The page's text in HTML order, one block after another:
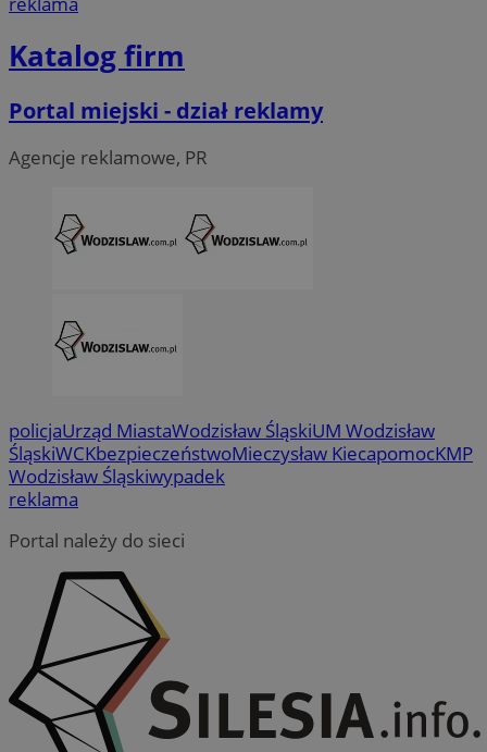
Katalog firm
Portal miejski - dział reklamy
Agencje reklamowe, PR
policjaUrząd MiastaWodzisław ŚląskiUM Wodzisław
ŚląskiWCKbezpieczeństwoMieczysław KiecapomocKMP
Wodzisław Śląskiwypadek
reklama
Portal należy do sieci